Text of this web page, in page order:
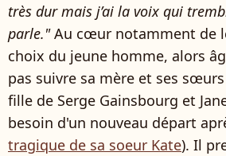
très dur mais j’ai la voix qui
parle."Au cœur notamment de
choix du jeune homme, alors
pas suivre sa mère et ses
fille de Serge Gainsbourg et
besoin d'un nouveau départ
tragique de sa soeur Kate). Il